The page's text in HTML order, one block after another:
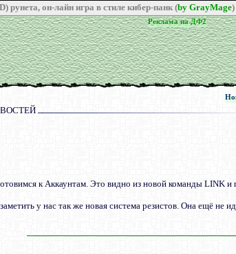
он-лайн игра в стиле кибер-панк (by GrayMage
Реклама на ДФ2
Реклама на ДФ2
к Аккаунтам. Это видно из новой команды LINK
у нас так же новая система резистов. Она ещё не